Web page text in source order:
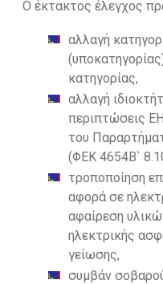
Ο έκτακτος έλεγχος
αλλαγή
κατηγορίας,
αλλαγή
περιπτώσεις
του
(ΦΕΚ 4654Β`
τροποποίηση
αφορά σε
αφαίρεση
ηλεκτρικής
γείωσης,
συμβάν